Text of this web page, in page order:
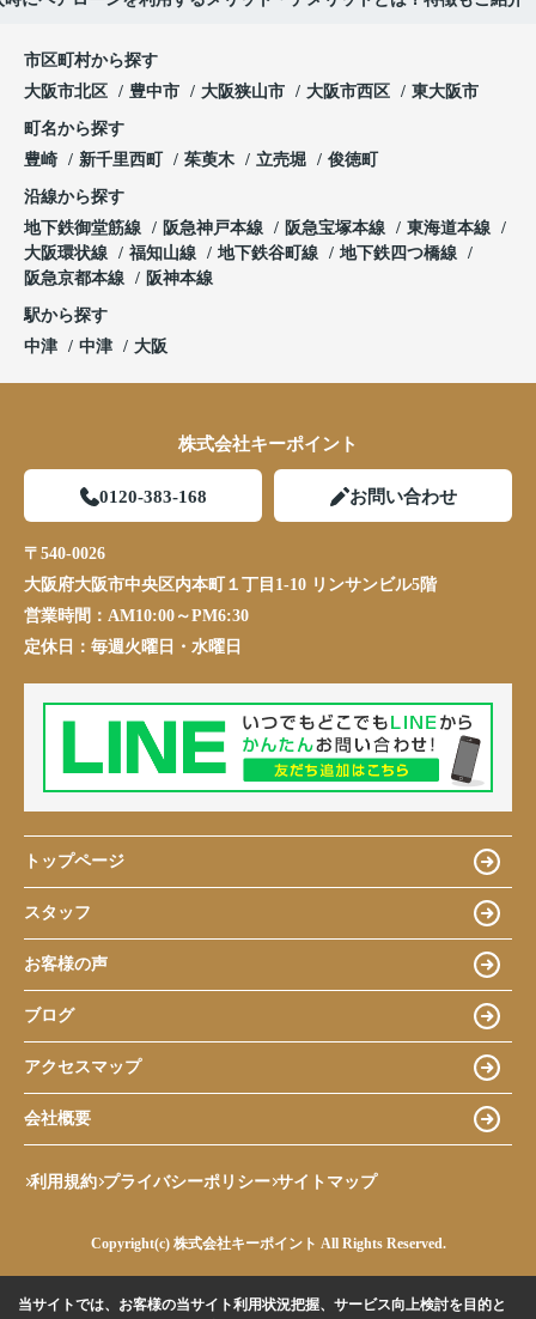
市区町村から探す
大阪市北区
豊中市 大阪狭山市 大阪市西区 東大阪市
町名から探す
豊崎
新千里西町 茱萸木 立売堀 俊徳町
沿線から探す
地下鉄御堂筋線
阪急神戸本線 阪急宝塚本線
東海道本線
大阪環状線
福知山線 地下鉄谷町線
地下鉄四つ橋線
阪急京都本線
阪神本線
駅から探す
中津
中津 大阪
株式会社キーポイント
0120-383-168 お問い合わせ
〒540-0026
大阪府大阪市中央区内本町１丁目1-10 リンサンビル5階
営業時間： AM10:00～PM6:30
定休日： 毎週火曜日・水曜日
トップページ
スタッフ
お客様の声
ブログ
アクセスマップ
会社概要
利用規約 プライバシーポリシー サイトマップ
Copyright(c) 株式会社キーポイント All Rights Reserved.
当サイトでは、お客様の当サイト利用状況把握、サービス向上検討を目的と